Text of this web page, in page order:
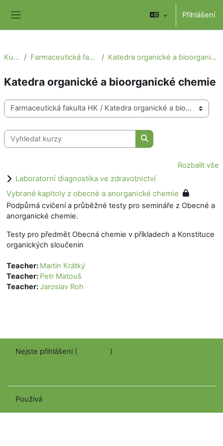
Přihlášení
Kurzy Farmaceutická fakulta HK Katedra organické a bioorganické chemie
Katedra organické a bioorganické chemie
Kategorie kurzů
Vyhledat kurzy
Vyhledat kurzy
Rozbalit vše
Laboratorní diagnostika ve zdravotnictví
Vybrané kapitoly z obecné a anorganické chemie
Podpůrná cvičení a průběžné testy pro semináře z Obecné a
anorganické chemie.
Testy pro předmět Obecná chemie v příkladech a Konstituce
organických sloučenin
Teacher: Martin Krátký
Teacher: Petr Matouš
Teacher:Jaroslav Roh
Nejste přihlášeni (
)
Používá